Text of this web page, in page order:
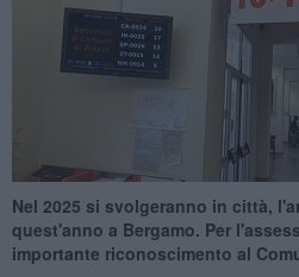
Nel 2025 si svolgeranno in città,
quest'anno a Bergamo. Per
importante riconoscimento al